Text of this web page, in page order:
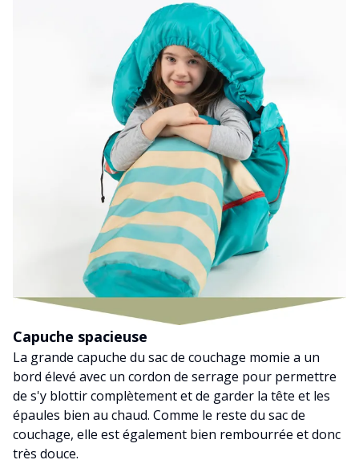
Capuche spacieuse
La grande capuche du sac de couchage momie a un
bord élevé avec un cordon de serrage pour permettre
de s'y blottir complètement et de garder la tête et les
épaules bien au chaud. Comme le reste du sac de
couchage, elle est également bien rembourrée et donc
très douce.